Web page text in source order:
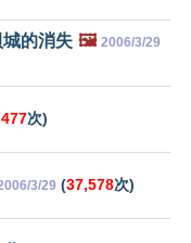
的消失 🖼️ 2006/3/29
次)
3/29 (37,578次)